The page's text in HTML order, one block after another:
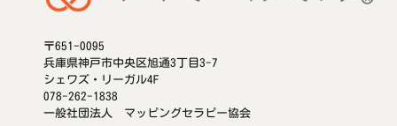
〒651-0095
兵庫県神戸市中央区旭通3丁目3-7
シェワズ・リーガル4F
078-262-1838
一般社団法人 マッピングセラピー協会